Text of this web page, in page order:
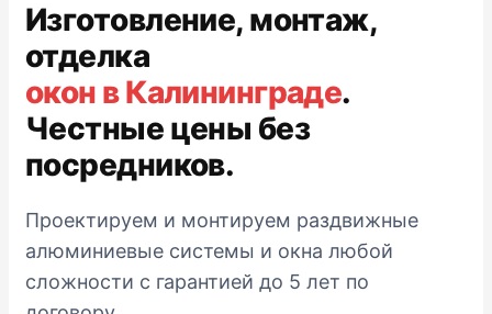
Изготовление, монтаж,
отделка
окон в Калининграде.
Честные цены без
посредников.
Проектируем и монтируем раздвижные
алюминиевые системы и окна любой
сложности с гарантией до 5 лет по